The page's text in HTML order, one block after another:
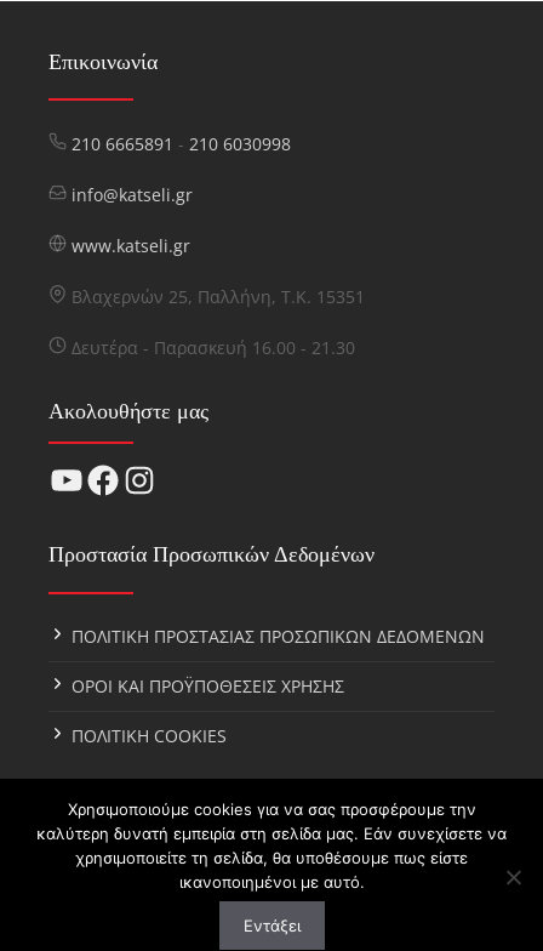
Επικοινωνία
210 6665891 - 210 6030998
info@katseli.gr
www.katseli.gr
Βλαχερνών 25, Παλλήνη, Τ.Κ. 15351
Δευτέρα - Παρασκευή 16.00 - 21.30
Ακολουθήστε μας
YouTube
Facebook
Instagram
Προστασία Προσωπικών Δεδομένων
ΠΟΛΙΤΙΚΗ ΠΡΟΣΤΑΣΙΑΣ ΠΡΟΣΩΠΙΚΩΝ ΔΕΔΟΜΕΝΩΝ
ΟΡΟΙ ΚΑΙ ΠΡΟΫΠΟΘΕΣΕΙΣ ΧΡΗΣΗΣ
ΠΟΛΙΤΙΚΗ COOKIES
Katseli.gr.All rights reserved. Created by
digital4u
Χρησιμοποιούμε cookies για να σας προσφέρουμε την
καλύτερη δυνατή εμπειρία στη σελίδα μας. Εάν συνεχίσετε να
χρησιμοποιείτε τη σελίδα, θα υποθέσουμε πως είστε
ικανοποιημένοι με αυτό.
Εντάξει